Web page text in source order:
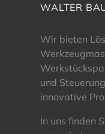
WALTER
Wir bieten
und
innovative
In uns finden